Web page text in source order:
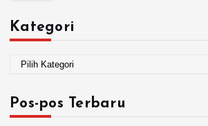
Kategori
Pos-pos Terbaru